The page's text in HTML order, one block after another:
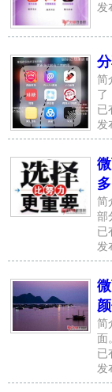
发
简
了
已
发
简
部
已
发
简
面
已
发